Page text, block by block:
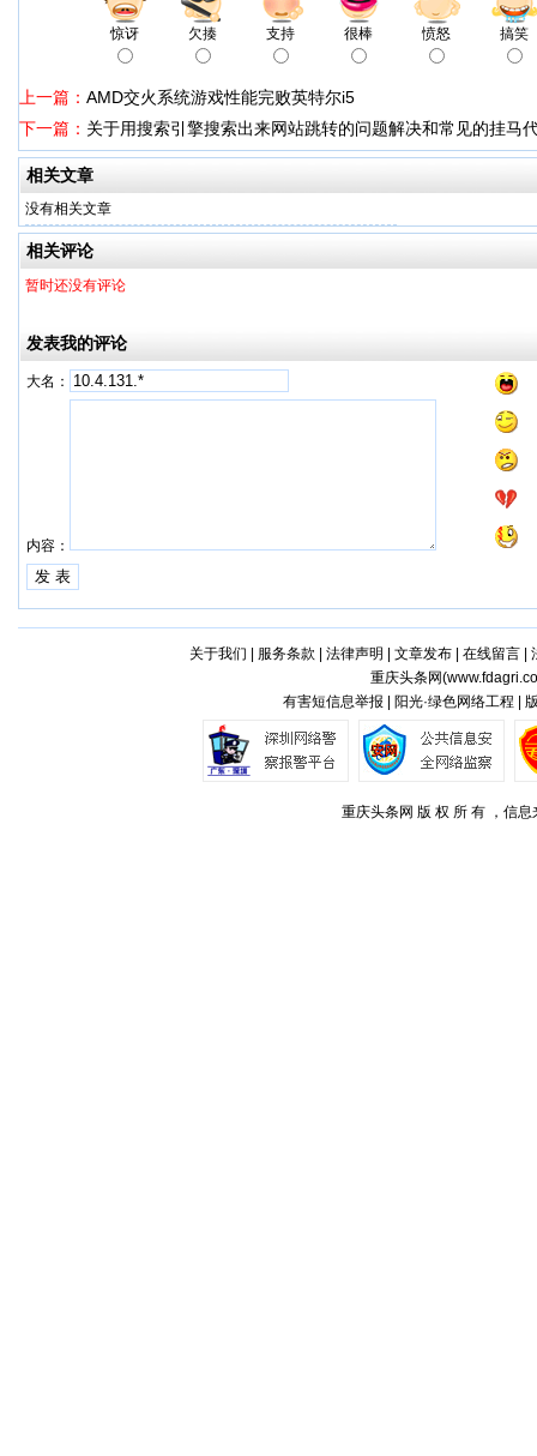
惊讶 欠揍 支持 很棒 愤怒 搞笑
上一篇： AMD交火系统游戏性能完败英特尔i5
下一篇： 关于用搜索引擎搜索出来网站跳转的问题解决和常见的挂马
相关文章
没有相关文章
相关评论
暂时还没有评论
发表我的评论
大名：
内容：
关于我们 服务条款 法律声明 文章发布| 在线留言|
重庆头条网(
有害短信息举报 | 阳光·绿色网络工程 |
重庆头条网 版 权 所 有 ，信